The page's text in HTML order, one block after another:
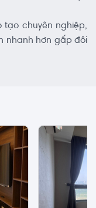
tạo chuyên nghiệp,
nhanh hơn gấp đôi